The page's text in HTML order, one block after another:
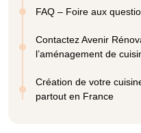
FAQ – Foire aux
Contactez Avenir
l’aménagement de
Création de votre
partout en France